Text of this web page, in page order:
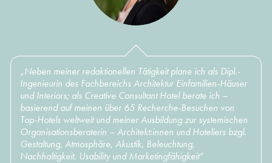
„Neben meiner redaktionellen Tätigkeit plane ich als Dipl.-
Ingenieurin des Fachbereichs Architektur Einfamilien-Häuser
und Interiors; als Creative Consultant Hotel berate ich –
basierend auf meinen über 65 Recherche-Besuchen von
Top-Hotels weltweit und meiner Ausbildung zur systemischen
Organisationsberaterin – Architekt:innen und Hoteliers bzgl.
Gestaltung, Atmosphäre, Akustik, Beleuchtung,
Nachhaltigkeit, Usability und Marketingfähigkeit“